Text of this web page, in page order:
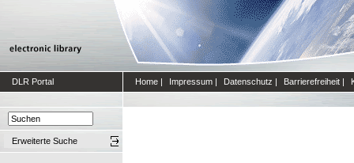
DLR Portal Home | Impressum | Datenschutz | Barrierefreiheit |
Erweiterte Suche